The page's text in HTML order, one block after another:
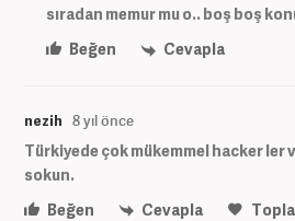
sıradan memur mu o.. boş boş
Beğen
Cevapla
nezih 8 yıl önce
Türkiyede çok mükemmel hacker ler
sokun.
Beğen
Cevapla